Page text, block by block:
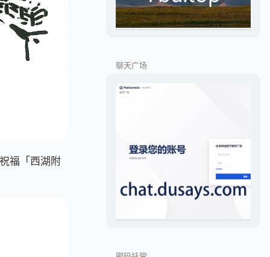
福「西湖附
聊天广场